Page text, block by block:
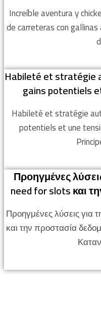
Increíble aventura y
de carreteras con
Habileté et stratégie
gains potentiels
Habileté et stratégie
potentiels et une
Προηγμένες
need for slots και
Προηγμένες λύσεις για
και την προστασία